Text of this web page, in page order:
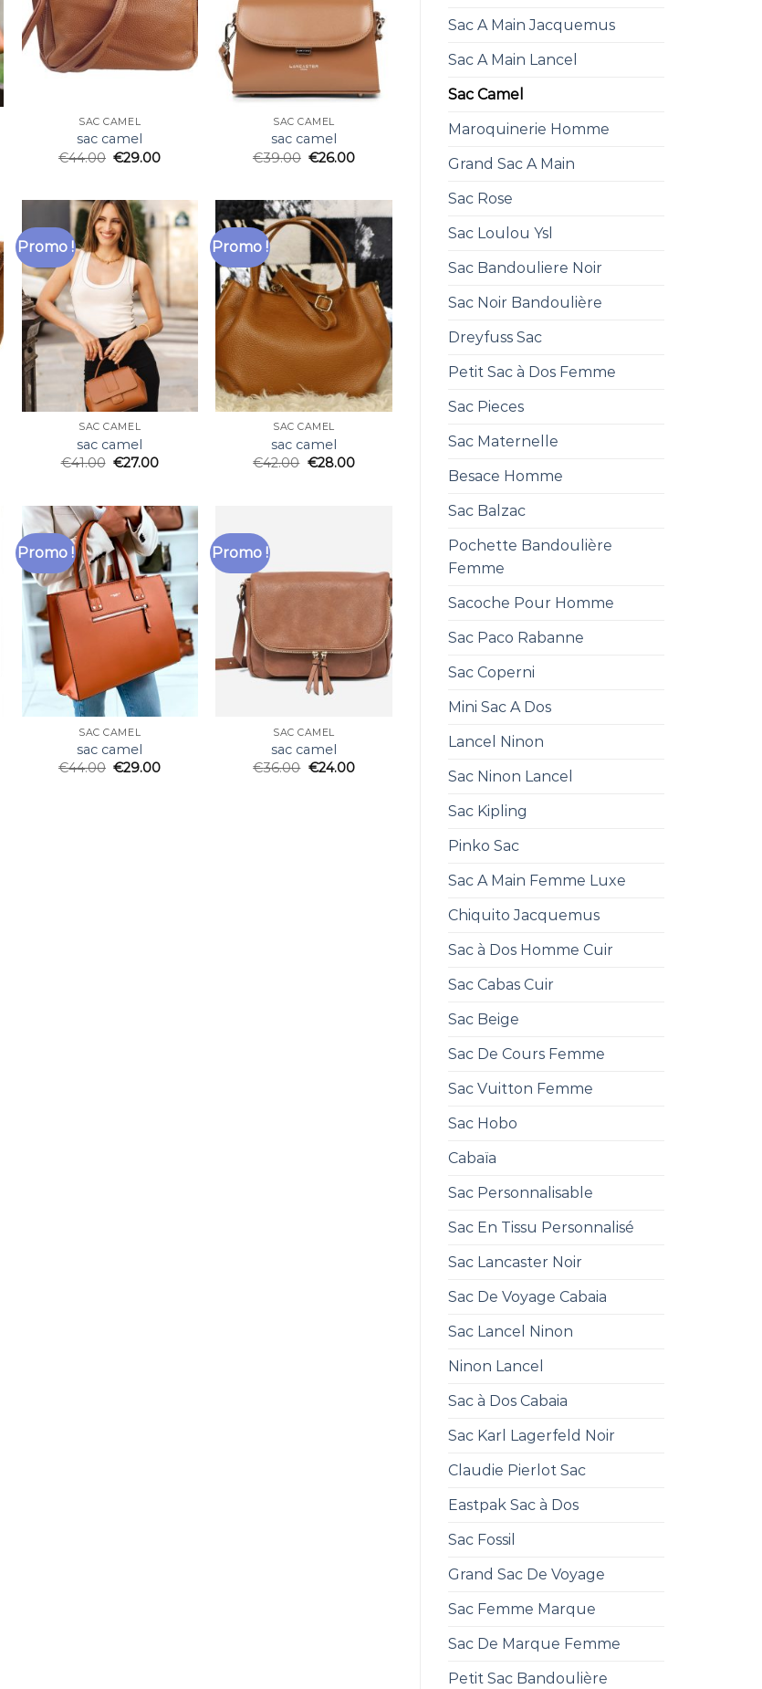
Sac A Main Jacquemus
Sac A Main Lancel
Sac Camel
Maroquinerie Homme
Grand Sac A Main
Sac Rose
Sac Loulou Ysl
Sac Bandouliere Noir
Sac Noir Bandoulière
Dreyfuss Sac
Petit Sac à Dos Femme
Sac Pieces
Sac Maternelle
Besace Homme
Sac Balzac
Pochette Bandoulière
Femme
Sacoche Pour Homme
Sac Paco Rabanne
Sac Coperni
Mini Sac A Dos
Lancel Ninon
Sac Ninon Lancel
Sac Kipling
Pinko Sac
Sac A Main Femme Luxe
Chiquito Jacquemus
Sac à Dos Homme Cuir
Sac Cabas Cuir
Sac Beige
Sac De Cours Femme
Sac Vuitton Femme
Sac Hobo
Cabaïa
Sac Personnalisable
Sac En Tissu Personnalisé
Sac Lancaster Noir
Sac De Voyage Cabaia
Sac Lancel Ninon
Ninon Lancel
Sac à Dos Cabaia
Sac Karl Lagerfeld Noir
Claudie Pierlot Sac
Eastpak Sac à Dos
Sac Fossil
Grand Sac De Voyage
Sac Femme Marque
Sac De Marque Femme
Petit Sac Bandoulière
SAC CAMEL
sac camel
€44.00 €29.00
SAC CAMEL
sac camel
€39.00 €26.00
Promo !
SAC CAMEL
sac camel
€41.00 €27.00
Promo !
SAC CAMEL
sac camel
€42.00 €28.00
Promo !
SAC CAMEL
sac camel
€44.00 €29.00
Promo !
SAC CAMEL
sac camel
€36.00 €24.00